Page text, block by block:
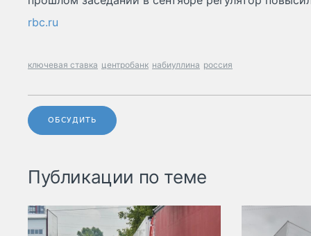
rbc.ru
ключевая ставка центробанк набиуллина россия
ОБСУДИТЬ
Публикации по теме